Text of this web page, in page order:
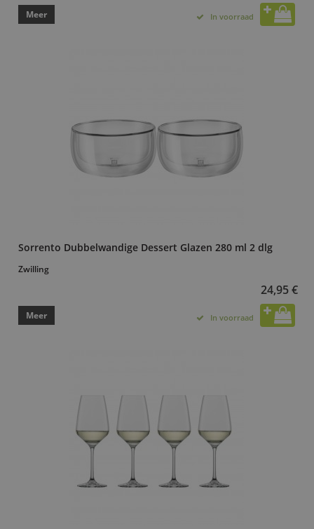
Meer In voorraad
Sorrento Dubbelwandige Dessert Glazen 280 ml 2 dlg
Zwilling
24,95 €
Meer In voorraad